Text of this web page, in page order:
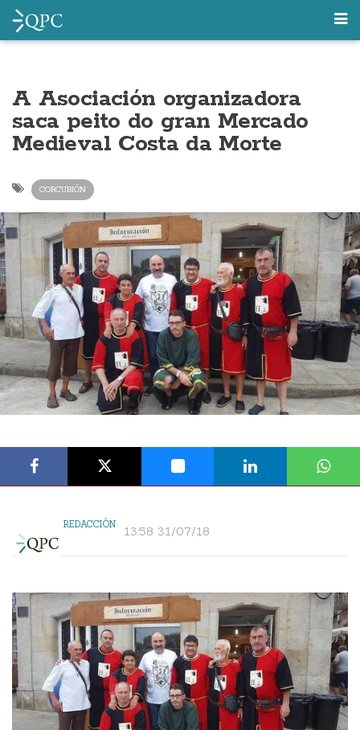
A Asociación organizadora
saca peito do gran Mercado
Medieval Costa da Morte
CORCUBIÓN
REDACCIÓN 13:58 31/07/18